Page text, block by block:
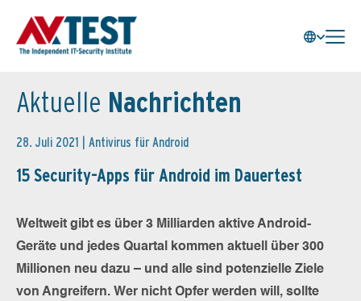
Aktuelle Nachrichten
28. Juli 2021 | Antivirus für Android
15 Security-Apps für Android im Dauertest
Weltweit gibt es über 3 Milliarden aktive Android-
Geräte und jedes Quartal kommen aktuell über 300
Millionen neu dazu – und alle sind potenzielle Ziele
von Angreifern. Wer nicht Opfer werden will, sollte